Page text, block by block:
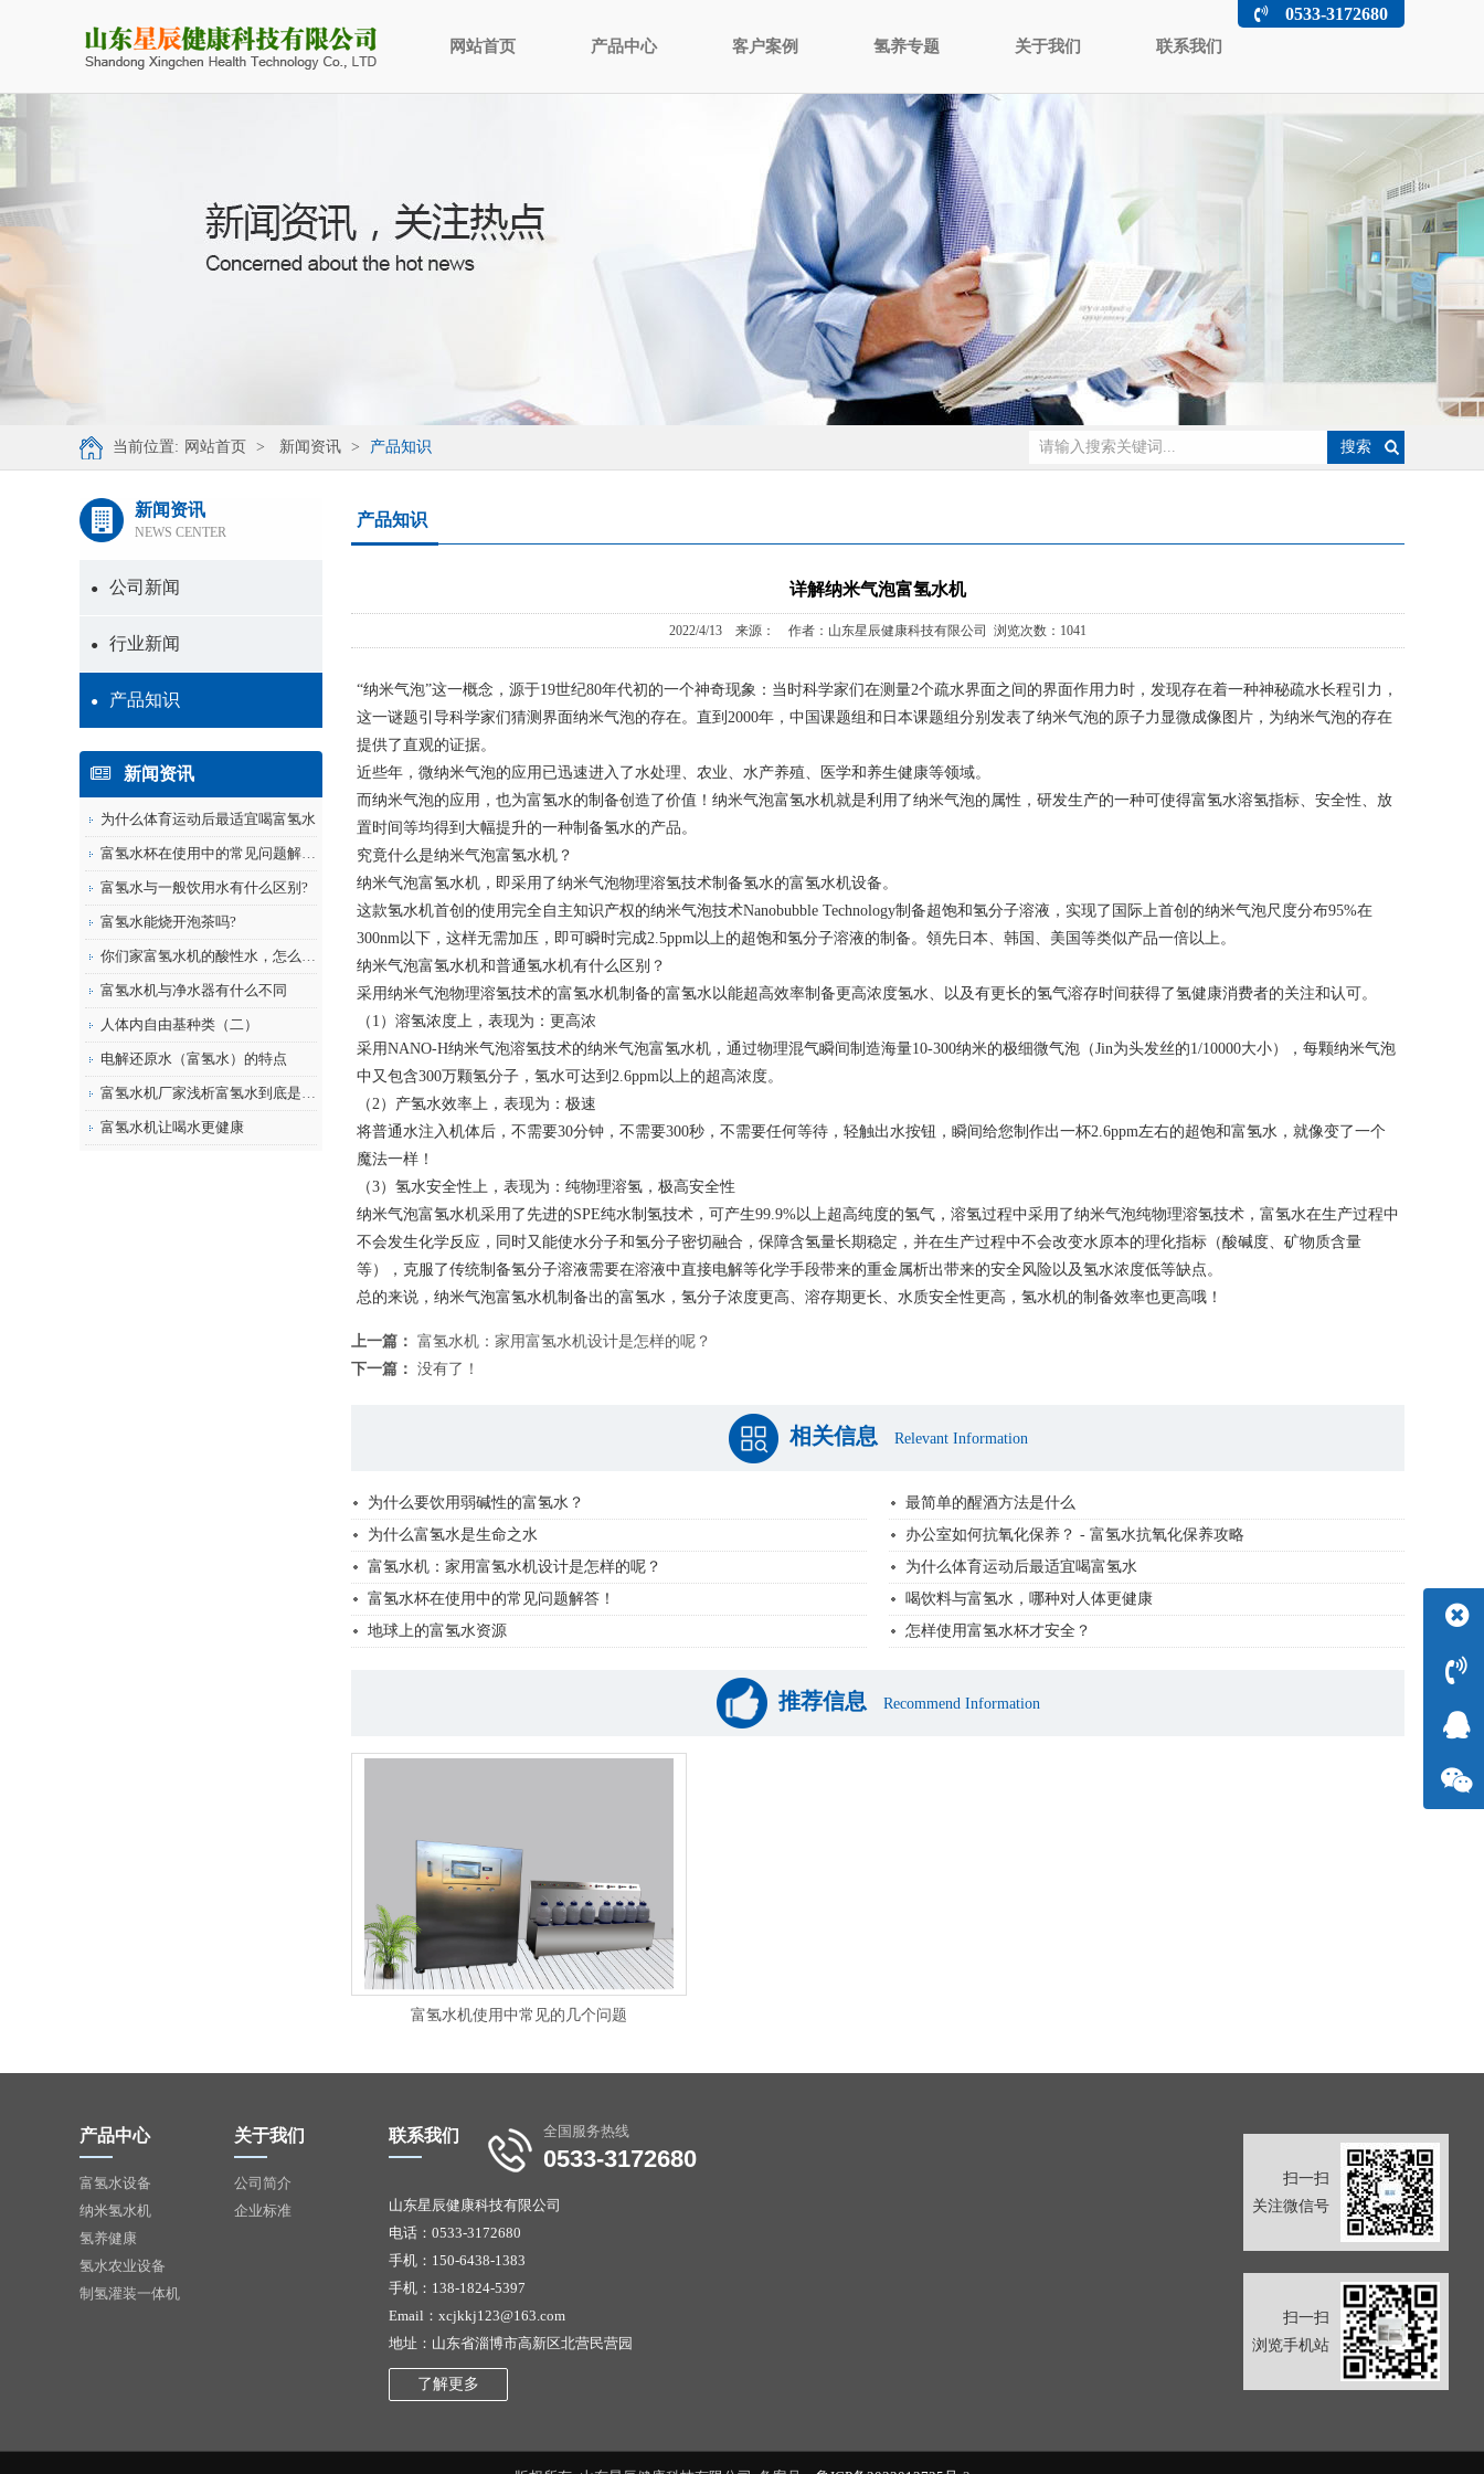
网站首页 产品中心 客户案例 氢养专题 关于我们 联系我们
0533-3172680
当前位置: 网站首页 > 新闻资讯 > 产品知识
新闻资讯
NEWS CENTER
● 公司新闻
● 行业新闻
● 产品知识
新闻资讯
为什么体育运动后最适宜喝富氢水
富氢水杯在使用中的常见问题解答！
富氢水与一般饮用水有什么区别?
富氢水能烧开泡茶吗?
你们家富氢水机的酸性水，怎么用呢？
富氢水机与净水器有什么不同
人体内自由基种类（二）
电解还原水（富氢水）的特点
富氢水机厂家浅析富氢水到底是什么物质...
富氢水机让喝水更健康
产品知识
详解纳米气泡富氢水机
2022/4/13 来源： 作者：山东星辰健康科技有限公司 浏览次数：1041
“纳米气泡”这一概念，源于19世纪80年代初的一个神奇现象：当时科学家们在测量2个疏水界面之间的界面作用力时，发现存在着一种神秘疏水长程引力，
这一谜题引导科学家们猜测界面纳米气泡的存在。直到2000年，中国课题组和日本课题组分别发表了纳米气泡的原子力显微成像图片，为纳米气泡的存在
提供了直观的证据。
近些年，微纳米气泡的应用已迅速进入了水处理、农业、水产养殖、医学和养生健康等领域。
而纳米气泡的应用，也为富氢水的制备创造了价值！纳米气泡富氢水机就是利用了纳米气泡的属性，研发生产的一种可使得富氢水溶氢指标、安全性、放
置时间等均得到大幅提升的一种制备氢水的产品。
究竟什么是纳米气泡富氢水机？
纳米气泡富氢水机，即采用了纳米气泡物理溶氢技术制备氢水的富氢水机设备。
这款氢水机首创的使用完全自主知识产权的纳米气泡技术Nanobubble Technology制备超饱和氢分子溶液，实现了国际上首创的纳米气泡尺度分布95%在
300nm以下，这样无需加压，即可瞬时完成2.5ppm以上的超饱和氢分子溶液的制备。領先日本、韩国、美国等类似产品一倍以上。
纳米气泡富氢水机和普通氢水机有什么区别？
采用纳米气泡物理溶氢技术的富氢水机制备的富氢水以能超高效率制备更高浓度氢水、以及有更长的氢气溶存时间获得了氢健康消费者的关注和认可。
（1）溶氢浓度上，表现为：更高浓
采用NANO-H纳米气泡溶氢技术的纳米气泡富氢水机，通过物理混气瞬间制造海量10-300纳米的极细微气泡（Jin为头发丝的1/10000大小），每颗纳米气泡
中又包含300万颗氢分子，氢水可达到2.6ppm以上的超高浓度。
（2）产氢水效率上，表现为：极速
将普通水注入机体后，不需要30分钟，不需要300秒，不需要任何等待，轻触出水按钮，瞬间给您制作出一杯2.6ppm左右的超饱和富氢水，就像变了一个
魔法一样！
（3）氢水安全性上，表现为：纯物理溶氢，极高安全性
纳米气泡富氢水机采用了先进的SPE纯水制氢技术，可产生99.9%以上超高纯度的氢气，溶氢过程中采用了纳米气泡纯物理溶氢技术，富氢水在生产过程中
不会发生化学反应，同时又能使水分子和氢分子密切融合，保障含氢量长期稳定，并在生产过程中不会改变水原本的理化指标（酸碱度、矿物质含量
等），克服了传统制备氢分子溶液需要在溶液中直接电解等化学手段带来的重金属析出带来的安全风险以及氢水浓度低等缺点。
总的来说，纳米气泡富氢水机制备出的富氢水，氢分子浓度更高、溶存期更长、水质安全性更高，氢水机的制备效率也更高哦！
上一篇： 富氢水机：家用富氢水机设计是怎样的呢？
下一篇： 没有了！
相关信息 Relevant Information
为什么要饮用弱碱性的富氢水？
最简单的醒酒方法是什么
为什么富氢水是生命之水
办公室如何抗氧化保养？ - 富氢水抗氧化保养攻略
富氢水机：家用富氢水机设计是怎样的呢？
为什么体育运动后最适宜喝富氢水
富氢水杯在使用中的常见问题解答！
喝饮料与富氢水，哪种对人体更健康
地球上的富氢水资源
怎样使用富氢水杯才安全？
推荐信息 Recommend Information
富氢水机使用中常见的几个问题
产品中心
富氢水设备
纳米氢水机
氢养健康
氢水农业设备
制氢灌装一体机
关于我们
公司简介
企业标准
联系我们 全国服务热线
0533-3172680
山东星辰健康科技有限公司
电话：0533-3172680
手机：150-6438-1383
手机：138-1824-5397
Email：xcjkkj123@163.com
地址：山东省淄博市高新区北营民营园
了解更多
扫一扫
关注微信号
扫一扫
浏览手机站